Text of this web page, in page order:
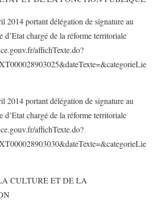
2014 portant délégation de signature au
d’Etat chargé de la réforme territoriale
affichTexte.do?
2014 portant délégation de signature au
d’Etat chargé de la réforme territoriale
affichTexte.do?
CULTURE ET DE LA